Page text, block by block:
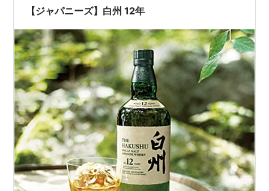
【ジャパニーズ】白州 12年